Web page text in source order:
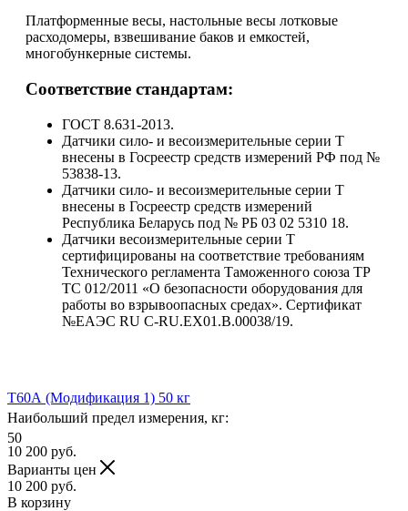
Платформенные весы, настольные весы лотковые
расходомеры, взвешивание баков и емкостей,
многобункерные системы.
Соответствие стандартам:
ГОСТ 8.631-2013.
Датчики сило- и весоизмерительные серии Т
внесены в Госреестр средств измерений РФ под №
53838-13.
Датчики сило- и весоизмерительные серии Т
внесены в Госреестр средств измерений
Республика Беларусь под № РБ 03 02 5310 18.
Датчики весоизмерительные серии Т
сертифицированы на соответствие требованиям
Технического регламента Таможенного союза TP
ТС 012/2011 «О безопасности оборудования для
работы во взрывоопасных средах». Сертификат
№ЕАЭС RU C-RU.EX01.В.00038/19.
Т60А (Модификация 1) 50 кг
Наибольший предел измерения, кг:
50
10 200 руб.
Варианты цен
10 200 руб.
В корзину